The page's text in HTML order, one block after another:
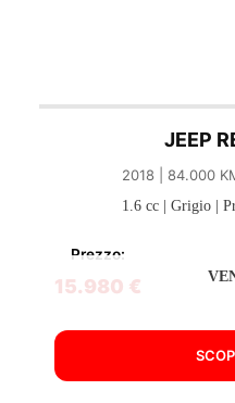
JEEP
2018 | 84.000
1.6 cc | Grigio |
Prezzo:
15.980 €